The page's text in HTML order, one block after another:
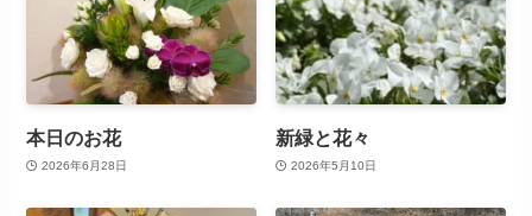
本日のお花
2026年6月28日
新緑と花々
2026年5月10日